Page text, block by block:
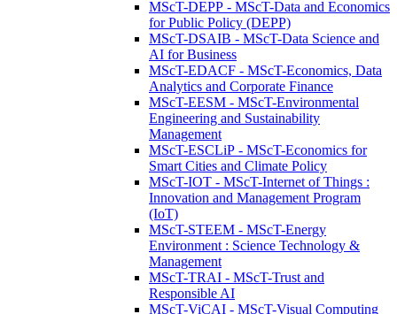
MScT-DEPP - MScT-Data and Economics
for Public Policy (DEPP)
MScT-DSAIB - MScT-Data Science and
AI for Business
MScT-EDACF - MScT-Economics, Data
Analytics and Corporate Finance
MScT-EESM - MScT-Environmental
Engineering and Sustainability
Management
MScT-ESCLiP - MScT-Economics for
Smart Cities and Climate Policy
MScT-IOT - MScT-Internet of Things :
Innovation and Management Program
(IoT)
MScT-STEEM - MScT-Energy
Environment : Science Technology &
Management
MScT-TRAI - MScT-Trust and
Responsible AI
MScT-ViCAI - MScT-Visual Computing